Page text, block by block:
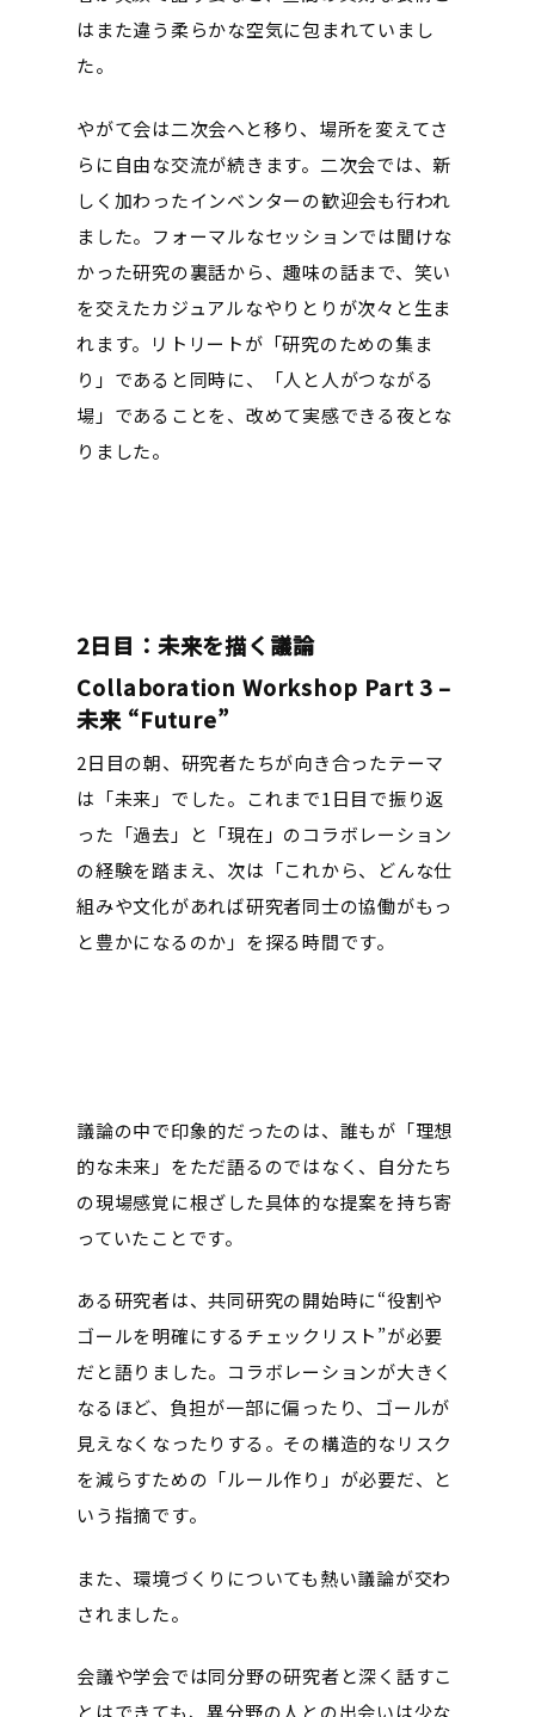
はまた違う柔らかな空気に包まれていまし
た。
やがて会は二次会へと移り、場所を変えてさ
らに自由な交流が続きます。二次会では、新
しく加わったインベンターの歓迎会も行われ
ました。フォーマルなセッションでは聞けな
かった研究の裏話から、趣味の話まで、笑い
を交えたカジュアルなやりとりが次々と生ま
れます。リトリートが「研究のための集ま
り」であると同時に、「人と人がつながる
場」であることを、改めて実感できる夜とな
りました。
2日目：未来を描く議論
Collaboration Workshop Part 3 –
未来 “Future”
2日目の朝、研究者たちが向き合ったテーマ
は「未来」でした。これまで1日目で振り返
った「過去」と「現在」のコラボレーション
の経験を踏まえ、次は「これから、どんな仕
組みや文化があれば研究者同士の協働がもっ
と豊かになるのか」を探る時間です。
議論の中で印象的だったのは、誰もが「理想
的な未来」をただ語るのではなく、自分たち
の現場感覚に根ざした具体的な提案を持ち寄
っていたことです。
ある研究者は、共同研究の開始時に“役割や
ゴールを明確にするチェックリスト”が必要
だと語りました。コラボレーションが大きく
なるほど、負担が一部に偏ったり、ゴールが
見えなくなったりする。その構造的なリスク
を減らすための「ルール作り」が必要だ、と
いう指摘です。
また、環境づくりについても熱い議論が交わ
されました。
会議や学会では同分野の研究者と深く話すこ
とはできても、異分野の人との出会いは少な